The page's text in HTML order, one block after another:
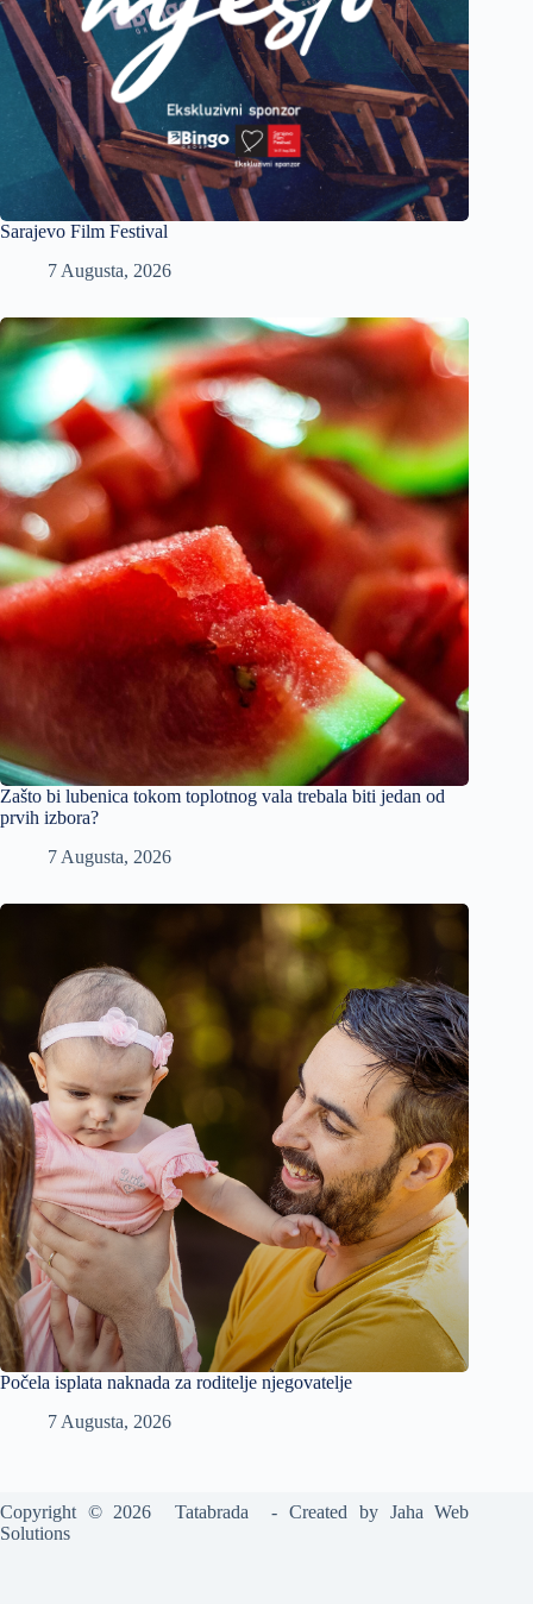
Sarajevo Film Festival
7 Augusta, 2026
Zašto bi lubenica tokom toplotnog vala trebala biti jedan od
prvih izbora?
7 Augusta, 2026
Počela isplata naknada za roditelje njegovatelje
7 Augusta, 2026
Copyright © 2026 Tatabrada - Created by Jaha Web
Solutions